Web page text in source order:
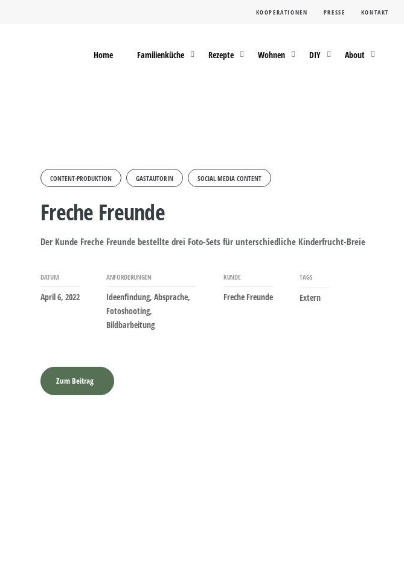
KOOPERATIONEN PRESSE KONTAKT
Home Familienküche Rezepte Wohnen DIY About
CONTENT-PRODUKTION GASTAUTORIN SOCIAL MEDIA CONTENT
Freche Freunde
Der Kunde Freche Freunde bestellte drei Foto-Sets für unterschiedliche Kinderfrucht-Breie
DATUM
April 6, 2022
ANFORDERUNGEN
Ideenfindung, Absprache,
Fotoshooting,
Bildbarbeitung
KUNDE
Freche Freunde
TAGS
Extern
Zum Beitrag